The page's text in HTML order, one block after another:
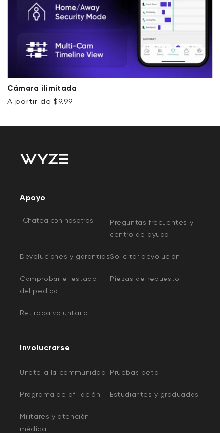
Cámara ilimitada
Precio habitual
A partir de $9.99
Apoyo
Chatea con nosotros
Preguntas frecuentes y
centro de ayuda
Devoluciones y garantíasSolicitar devolución
Comprobar el estado
del pedido
Piezas de repuesto
Retirada voluntaria
Involucrarse
Unete a la communidad Pruebas beta
Programa de afiliación Estudiantes y graduados
Militares y atención
médica